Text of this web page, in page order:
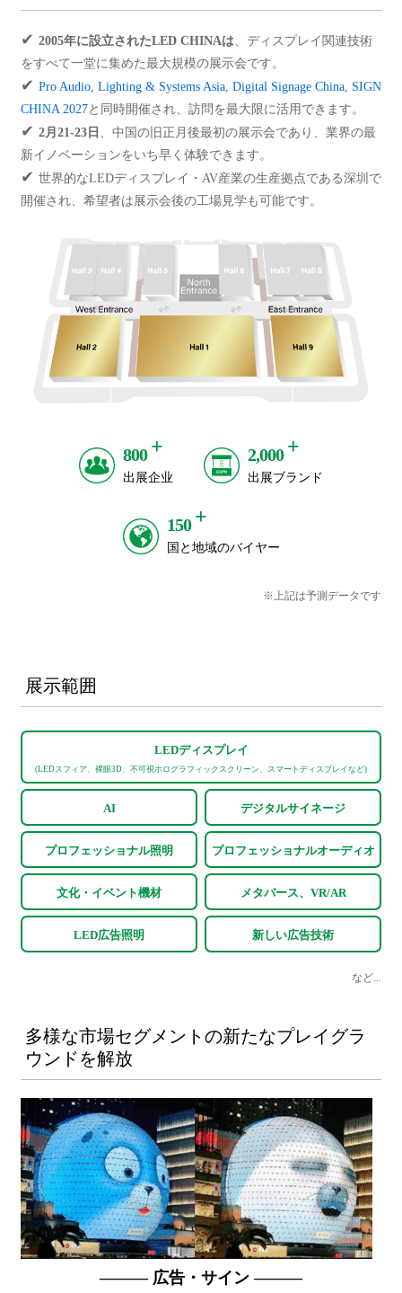
✔ 2005年に設立されたLED CHINAは、ディスプレイ関連技術
をすべて一堂に集めた最大規模の展示会です。
✔ Pro Audio, Lighting & Systems Asia, Digital Signage China, SIGN
CHINA 2027と同時開催され、訪問を最大限に活用できます。
✔ 2月21-23日 、中国の旧正月後最初の展示会であり、業界の最
新イノベーションをいち早く体験できます。
✔ 世界的なLEDディスプレイ・AV産業の生産拠点である深圳で
開催され、希望者は展示会後の工場見学も可能です。
800+
出展企业
2,000+
出展ブランド
150+
国と地域のバイヤー
※上記は予測データです
展示範囲
LEDディスプレイ
(LEDスフィア、裸眼3D、不可視ホログラフィックスクリーン、スマートディスプレイなど)
AI デジタルサイネージ
プロフェッショナル照明 プロフェッショナルオーディオ
文化・イベント機材 メタバース、VR/AR
LED広告照明 新しい広告技術
など...
多様な市場セグメントの新たなプレイグラ
ウンドを解放
——— 広告・サイン ———